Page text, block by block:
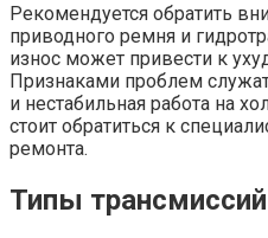
Рекомендуется обратить
приводного ремня и
износ может привести к
Признаками проблем
и нестабильная работа на
стоит обратиться к
ремонта.
Типы